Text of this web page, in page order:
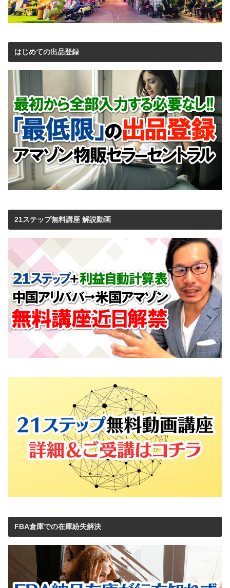
はじめての出品登録
21ステップ無料講座 解説動画
FBA倉庫での在庫紛失解決